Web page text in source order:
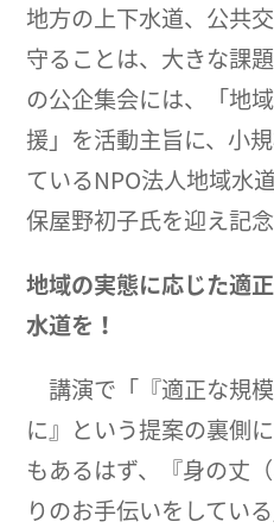
地方の上下水道、公共
守ることは、大きな課
の公企集会には、「地
援」を活動主旨に、小
ているNPO法人地域水
保屋野初子氏を迎え記
地域の実態に応じた適
水道を！
講演で「『適正な規
に』という提案の裏側
もあるはず、『身の丈
りのお手伝いをしてい